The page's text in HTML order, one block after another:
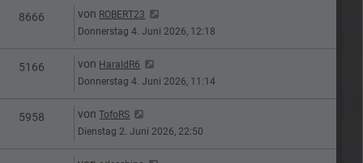
8666 ZugriffeLetzter Beitrag
von ROBERT23
Donnerstag 4. Juni 2026, 12:18
5166 ZugriffeLetzter Beitrag
von HaraldR6
Donnerstag 4. Juni 2026, 11:14
5958 ZugriffeLetzter Beitrag
vonTofoRS
Dienstag 2. Juni 2026, 22:50